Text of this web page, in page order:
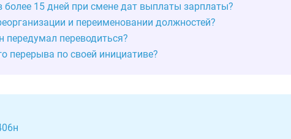
15 дней при смене дат выплаты зарплаты?
и переименовании должностей?
передумал переводиться?
перерыва по своей инициативе?